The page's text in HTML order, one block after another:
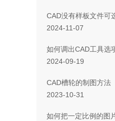
CAD没有样板文件可
2024-11-07
如何调出CAD工具选
2024-09-19
CAD槽轮的制图方法
2023-10-31